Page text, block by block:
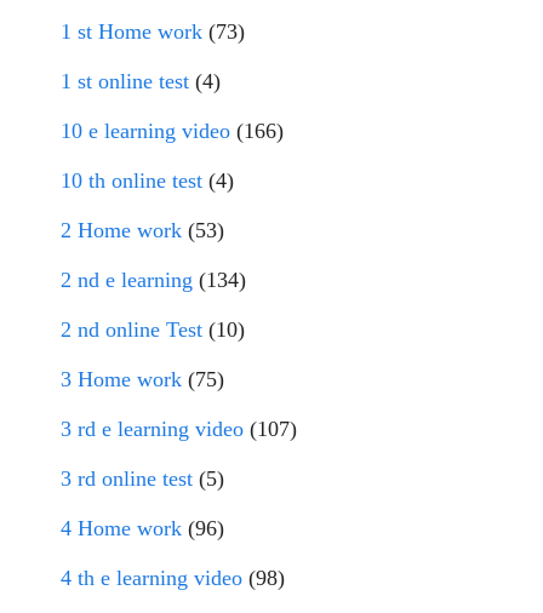
1 st Home work (73)
1 st online test (4)
10 e learning video (166)
10 th online test (4)
2 Home work (53)
2 nd e learning (134)
2 nd online Test (10)
3 Home work (75)
3 rd e learning video (107)
3 rd online test (5)
4 Home work (96)
4 th e learning video (98)